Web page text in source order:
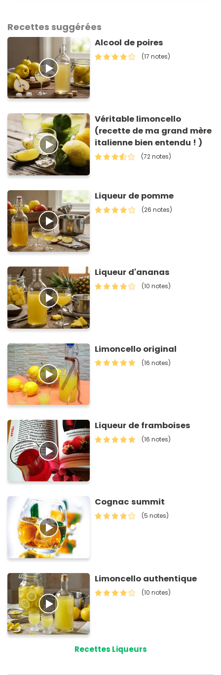
Recettes suggérées
Alcool de poires
(17 notes)
Véritable limoncello
(recette de ma grand mère
italienne bien entendu ! )
(72 notes)
Liqueur de pomme
(26 notes)
Liqueur d'ananas
(10 notes)
Limoncello original
(16 notes)
Liqueur de framboises
(16 notes)
Cognac summit
(5 notes)
Limoncello authentique
(10 notes)
Recettes Liqueurs